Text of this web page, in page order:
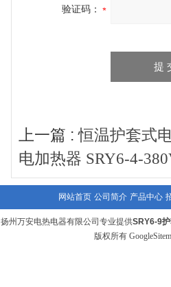
验证码：
上一篇 :恒温护套式
电加热器 SRY6-4-
网站首页 公司简介 产品中心
扬州万安电热电器有限公司专业提供SRY6-9
版权所有